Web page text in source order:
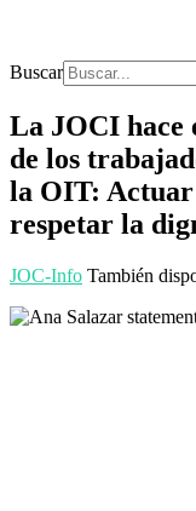
Buscar
La JOCI hace
de los
la OIT:
respetar la
JOC-Info También